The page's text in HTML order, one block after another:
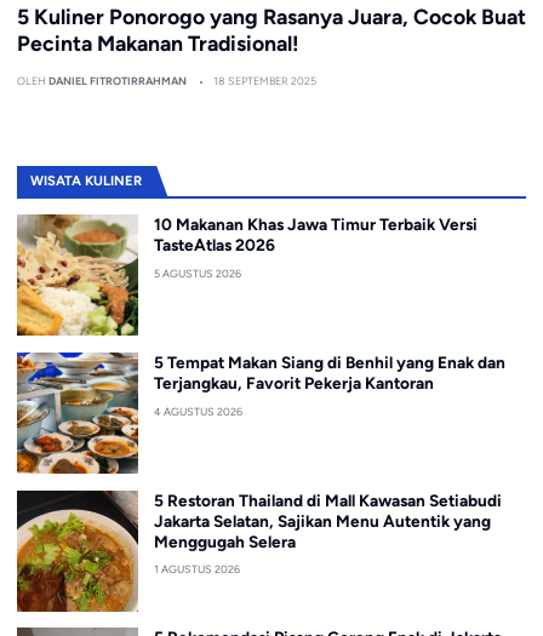
5 Kuliner Ponorogo yang Rasanya Juara, Cocok Buat
Pecinta Makanan Tradisional!
OLEH DANIEL FITROTIRRAHMAN 18 SEPTEMBER 2025
WISATA KULINER
10 Makanan Khas Jawa Timur Terbaik Versi
TasteAtlas 2026
5 AGUSTUS 2026
5 Tempat Makan Siang di Benhil yang Enak dan
Terjangkau, Favorit Pekerja Kantoran
4 AGUSTUS 2026
5 Restoran Thailand di Mall Kawasan Setiabudi
Jakarta Selatan, Sajikan Menu Autentik yang
Menggugah Selera
1 AGUSTUS 2026